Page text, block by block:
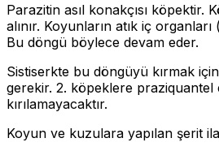
Parazitin asıl konakçısı köpektir.
alınır. Koyunların atık iç organları (
Bu döngü böylece devam eder.
Sistiserkte bu döngüyü kırmak
gerekir. 2. köpeklere praziquantel
kırılamayacaktır.
Koyun ve kuzulara yapılan şerit